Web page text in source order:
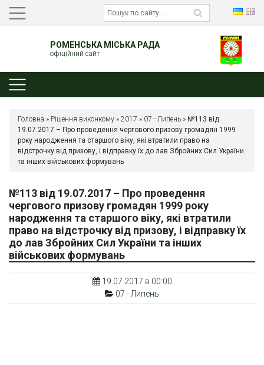
РОМЕНСЬКА МІСЬКА РАДА
офіційний сайт
Головна » Рішення виконкому » 2017 » 07 - Липень » №113 від
19.07.2017 – Про проведення чергового призову громадян 1999
року народження та старшого віку, які втратили право на
відстрочку від призову, і відправку їх до лав Збройних Сил України
та інших військових формувань
№113 від 19.07.2017 – Про проведення
чергового призову громадян 1999 року
народження та старшого віку, які втратили
право на відстрочку від призову, і відправку їх
до лав Збройних Сил України та інших
військових формувань
19.07.2017 в 00:00
07 - Липень